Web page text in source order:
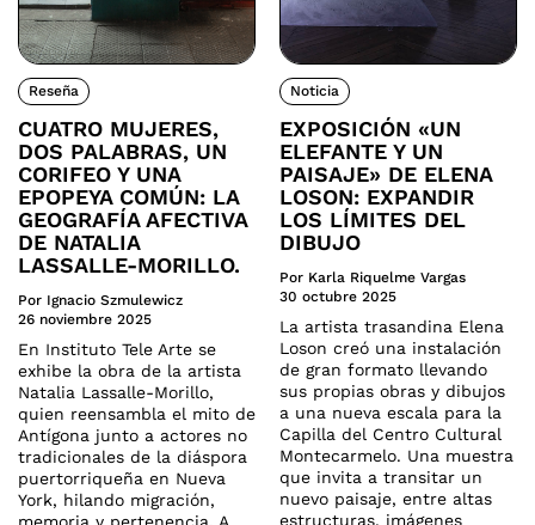
Reseña
CUATRO MUJERES,
DOS PALABRAS, UN
CORIFEO Y UNA
EPOPEYA COMÚN: LA
GEOGRAFÍA AFECTIVA
DE NATALIA
LASSALLE-MORILLO.
Por Ignacio Szmulewicz
26 noviembre 2025
En Instituto Tele Arte se
exhibe la obra de la artista
Natalia Lassalle-Morillo,
quien reensambla el mito de
Antígona junto a actores no
tradicionales de la diáspora
puertorriqueña en Nueva
York, hilando migración,
Noticia
EXPOSICIÓN «UN
ELEFANTE Y UN
PAISAJE» DE ELENA
LOSON: EXPANDIR
LOS LÍMITES DEL
DIBUJO
Por Karla Riquelme Vargas
30 octubre 2025
La artista trasandina Elena
Loson creó una instalación
de gran formato llevando
sus propias obras y dibujos
a una nueva escala para la
Capilla del Centro Cultural
Montecarmelo. Una muestra
que invita a transitar un
nuevo paisaje, entre altas
estructuras, imágenes